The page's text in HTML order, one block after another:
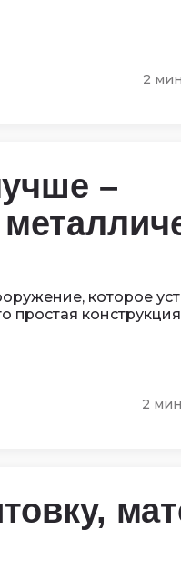
2
–
которое
простая
2